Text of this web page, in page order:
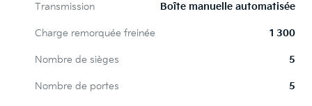
Transmission Boîte manuelle automatisée
Charge remorquée freinée 1 300
Nombre de sièges 5
Nombre de portes 5